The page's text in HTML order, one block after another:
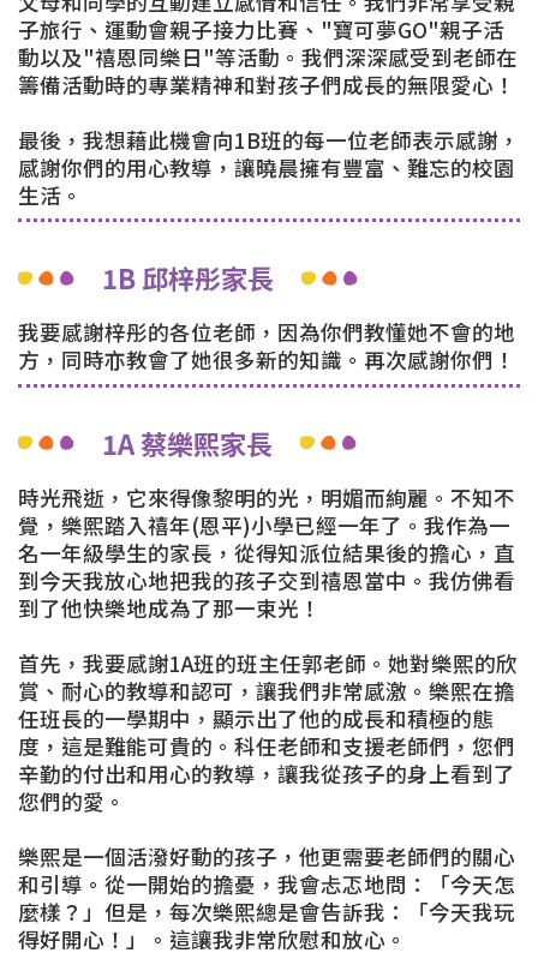
子旅行、運動會親子接力比賽、"寶可夢GO"親子活
動以及"禧恩同樂日"等活動。我們深深感受到老師在
籌備活動時的專業精神和對孩子們成長的無限愛心！
最後，我想藉此機會向1B班的每一位老師表示感謝，
感謝你們的用心教導，讓曉晨擁有豐富、難忘的校園
生活。
1B 邱梓彤家長
我要感謝梓彤的各位老師，因為你們教懂她不會的地
方，同時亦教會了她很多新的知識。再次感謝你們！
1A 蔡樂熙家長
時光飛逝，它來得像黎明的光，明媚而絢麗。不知不
覺，樂熙踏入禧年(恩平)小學已經一年了。我作為一
名一年級學生的家長，從得知派位結果後的擔心，直
到今天我放心地把我的孩子交到禧恩當中。我仿佛看
到了他快樂地成為了那一束光！
首先，我要感謝1A班的班主任郭老師。她對樂熙的欣
賞、耐心的教導和認可，讓我們非常感激。樂熙在擔
任班長的一學期中，顯示出了他的成長和積極的態
度，這是難能可貴的。科任老師和支援老師們，您們
辛勤的付出和用心的教導，讓我從孩子的身上看到了
您們的愛。
樂熙是一個活潑好動的孩子，他更需要老師們的關心
和引導。從一開始的擔憂，我會忐忑地問：「今天怎
麼樣？」但是，每次樂熙總是會告訴我：「今天我玩
得好開心！」。這讓我非常欣慰和放心。